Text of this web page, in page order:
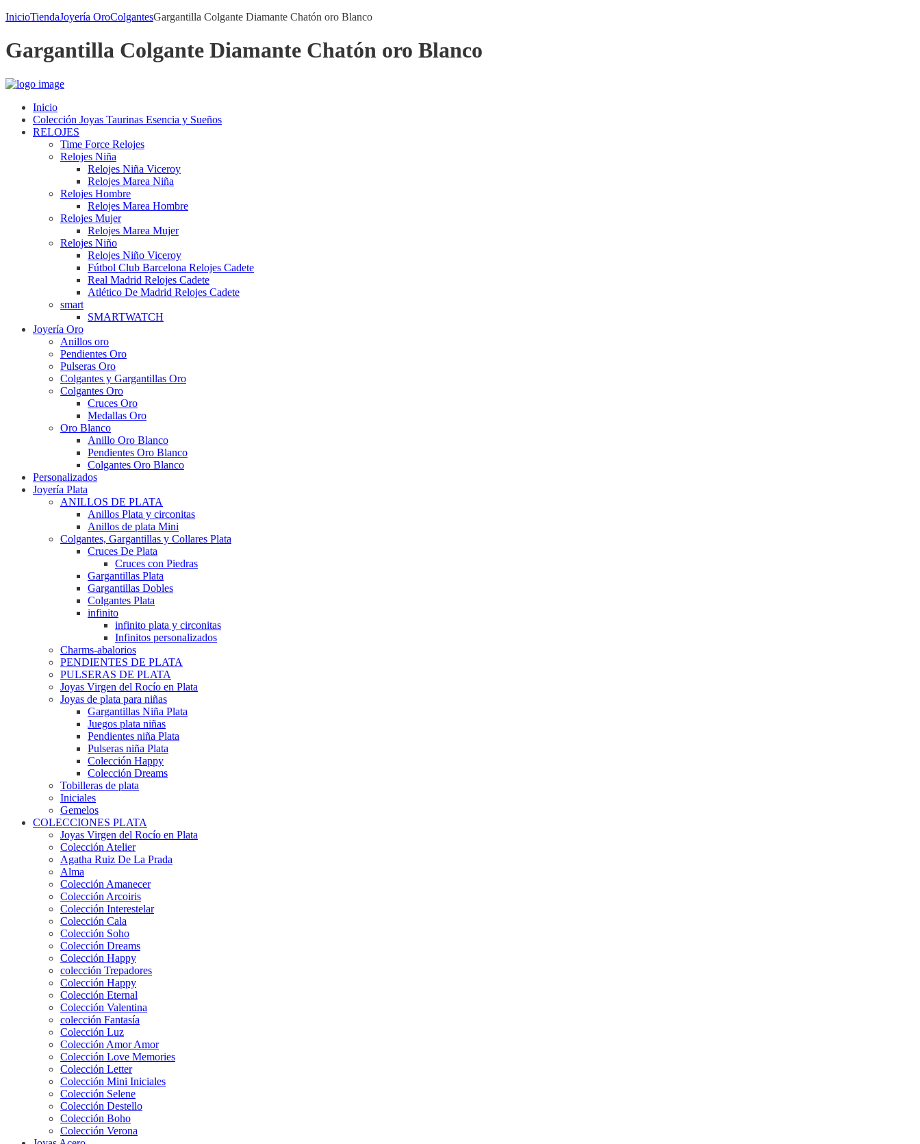
InicioTiendaJoyería OroColgantesGargantilla Colgante Diamante Chatón oro Blanco
Gargantilla Colgante Diamante Chatón oro Blanco
Inicio
Colección Joyas Taurinas Esencia y Sueños
RELOJES
Time Force Relojes
Relojes Niña
Relojes Niña Viceroy
Relojes Marea Niña
Relojes Hombre
Relojes Marea Hombre
Relojes Mujer
Relojes Marea Mujer
Relojes Niño
Relojes Niño Viceroy
Fútbol Club Barcelona Relojes Cadete
Real Madrid Relojes Cadete
Atlético De Madrid Relojes Cadete
smart
SMARTWATCH
Joyería Oro
Anillos oro
Pendientes Oro
Pulseras Oro
Colgantes y Gargantillas Oro
Colgantes Oro
Cruces Oro
Medallas Oro
Oro Blanco
Anillo Oro Blanco
Pendientes Oro Blanco
Colgantes Oro Blanco
Personalizados
Joyería Plata
ANILLOS DE PLATA
Anillos Plata y circonitas
Anillos de plata Mini
Colgantes, Gargantillas y Collares Plata
Cruces De Plata
Cruces con Piedras
Gargantillas Plata
Gargantillas Dobles
Colgantes Plata
infinito
infinito plata y circonitas
Infinitos personalizados
Charms-abalorios
PENDIENTES DE PLATA
PULSERAS DE PLATA
Joyas Virgen del Rocío en Plata
Joyas de plata para niñas
Gargantillas Niña Plata
Juegos plata niñas
Pendientes niña Plata
Pulseras niña Plata
Colección Happy
Colección Dreams
Tobilleras de plata
Iniciales
Gemelos
COLECCIONES PLATA
Joyas Virgen del Rocío en Plata
Colección Atelier
Agatha Ruiz De La Prada
Alma
Colección Amanecer
Colección Arcoiris
Colección Interestelar
Colección Cala
Colección Soho
Colección Dreams
Colección Happy
colección Trepadores
Colección Happy
Colección Eternal
Colección Valentina
colección Fantasía
Colección Luz
Colección Amor Amor
Colección Love Memories
Colección Letter
Colección Mini Iniciales
Colección Selene
Colección Destello
Colección Boho
Colección Verona